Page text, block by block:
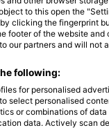
Nico Dives
Jl. Sekuta 114
to this open the
clicking the fingerprint
footer of the website and
our partners and will not
following:
for personalised
select personalised
or combinations of
data. Actively scan